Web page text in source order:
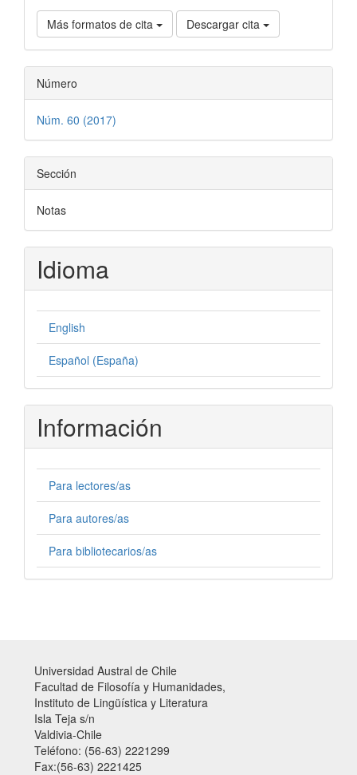
Más formatos de cita Descargar cita
Número
Núm. 60 (2017)
Sección
Notas
Idioma
English
Español (España)
Información
Para lectores/as
Para autores/as
Para bibliotecarios/as
Universidad Austral de Chile
Facultad de Filosofía y Humanidades,
Instituto de Lingüística y Literatura
Isla Teja s/n
Valdivia-Chile
Teléfono: (56-63) 2221299
Fax:(56-63) 2221425